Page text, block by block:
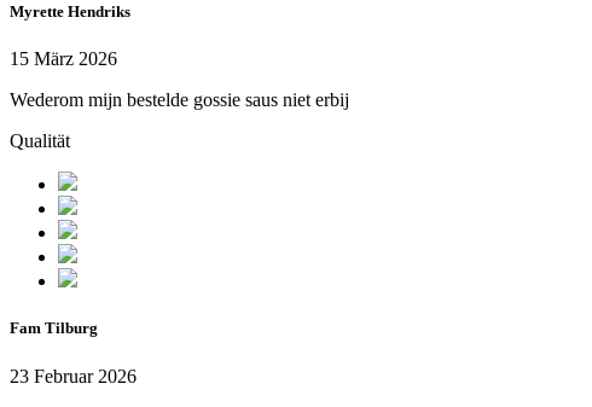
Myrette Hendriks
15 März 2026
Wederom mijn bestelde gossie saus niet erbij
Qualität
Fam Tilburg
23 Februar 2026